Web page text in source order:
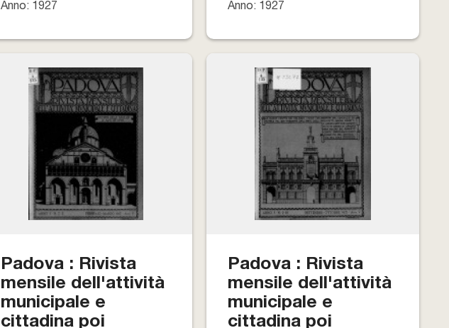
Anno: 1927
Anno: 1927
Padova : Rivista
mensile dell'attività
municipale e
cittadina poi
Padova : Rivista
mensile dell'attività
municipale e
cittadina poi